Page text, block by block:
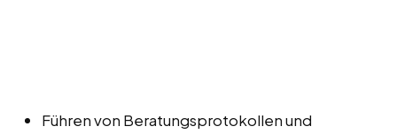
Führen von Beratungsprotokollen und